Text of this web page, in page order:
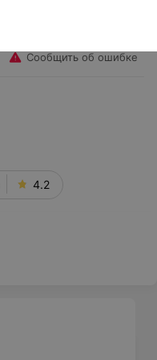
Сообщить об ошибке
4.2